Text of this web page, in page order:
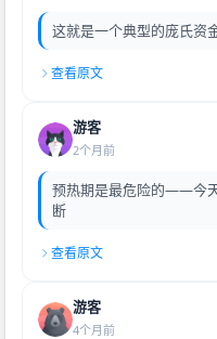
这就是一个典型的庞氏资
查看原文
游客
2个月前
预热期是最危险的——今
断
查看原文
游客
4个月前